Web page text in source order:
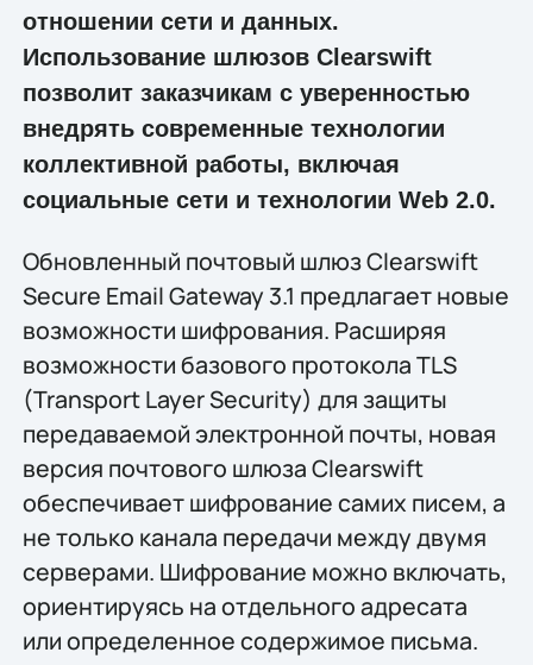
отношении сети и данных.
Использование шлюзов Clearswift
позволит заказчикам с уверенностью
внедрять современные технологии
коллективной работы, включая
социальные сети и технологии Web 2.0.
Обновленный почтовый шлюз Clearswift
Secure Email Gateway 3.1 предлагает новые
возможности шифрования. Расширяя
возможности базового протокола TLS
(Transport Layer Security) для защиты
передаваемой электронной почты, новая
версия почтового шлюза Clearswift
обеспечивает шифрование самих писем, а
не только канала передачи между двумя
серверами. Шифрование можно включать,
ориентируясь на отдельного адресата
или определенное содержимое письма.